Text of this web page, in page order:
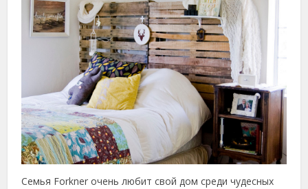
Семья Forkner очень любит свой дом среди чудесных